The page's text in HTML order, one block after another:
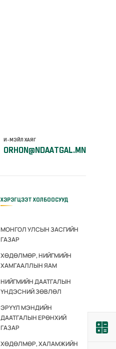
И-МЭЙЛ ХАЯГ
ORHON@NDAATGAL.MN
ХЭРЭГЦЭЭТ ХОЛБООСУУД
МОНГОЛ УЛСЫН ЗАСГИЙН
ГАЗАР
ХӨДӨЛМӨР, НИЙГМИЙН
ХАМГААЛЛЫН ЯАМ
НИЙГМИЙН ДААТГАЛЫН
ҮНДЭСНИЙ ЗӨВЛӨЛ
ЭРҮҮЛ МЭНДИЙН
ДААТГАЛЫН ЕРӨНХИЙ
ГАЗАР
ХӨДӨЛМӨР, ХАЛАМЖИЙН